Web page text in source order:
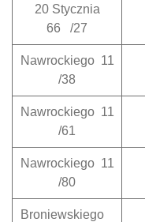
20 Stycznia
66 /27
Nawrockiego 11
/38
Nawrockiego 11
/61
Nawrockiego 11
/80
Broniewskiego